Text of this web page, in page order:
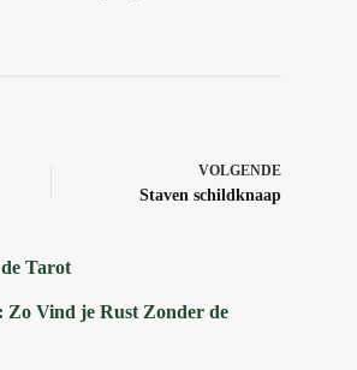
VOLGENDE
Staven schildknaap
Tarot
Zo Vind je Rust Zonder de